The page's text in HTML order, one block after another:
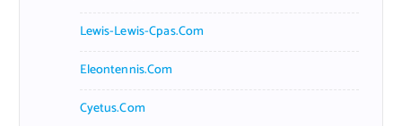
Lewis-Lewis-Cpas.com
Eleontennis.com
Cyetus.com